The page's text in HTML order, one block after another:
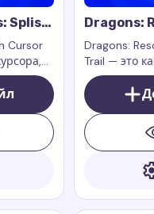
Splish
Cursor
Dragons:
Cutter
Dragons:
Trail — это
Каттером
Riders.